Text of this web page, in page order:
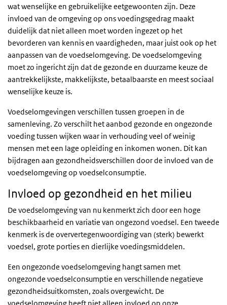
wat wenselijke en gebruikelijke eetgewoonten zijn. Deze
invloed van de omgeving op ons voedingsgedrag maakt
duidelijk dat niet alleen moet worden ingezet op het
bevorderen van kennis en vaardigheden, maar juist ook op het
aanpassen van de voedselomgeving. De voedselomgeving
moet zo ingericht zijn dat de gezonde en duurzame keuze de
aantrekkelijkste, makkelijkste, betaalbaarste en meest sociaal
wenselijke keuze is.
Voedselomgevingen verschillen tussen groepen in de
samenleving. Zo verschilt het aanbod gezonde en ongezonde
voeding tussen wijken waar in verhouding veel of weinig
mensen met een lage opleiding en inkomen wonen. Dit kan
bijdragen aan gezondheidsverschillen door de invloed van de
voedselomgeving op voedselconsumptie.
Invloed op gezondheid en het milieu
De voedselomgeving van nu kenmerkt zich door een hoge
beschikbaarheid en variatie van ongezond voedsel. Een tweede
kenmerk is de oververtegenwoordiging van (sterk) bewerkt
voedsel, grote porties en dierlijke voedingsmiddelen.
Een ongezonde voedselomgeving hangt samen met
ongezonde voedselconsumptie en verschillende negatieve
gezondheidsuitkomsten, zoals overgewicht. De